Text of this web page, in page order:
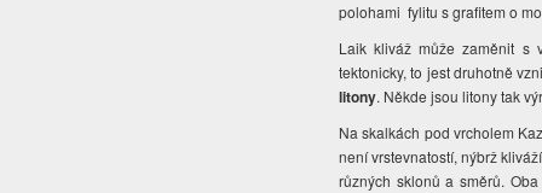
polohami fylitu s grafitem o
Laik kliváž může zaměnit s
tektonicky, to jest druhotně
litony. Někde jsou litony tak
Na skalkách pod vrcholem
není vrstevnatostí, nýbrž
různých sklonů a směrů.